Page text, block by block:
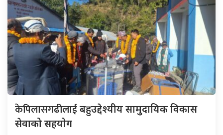
केपिलासगढीलाईबहुउद्देश्यीय सामुदायिक विकास
सेवाको सहयोग